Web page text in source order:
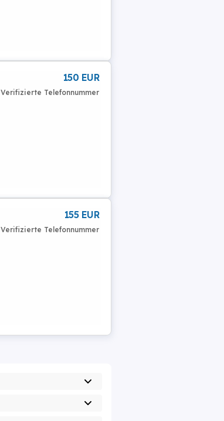
150 EUR
Verifizierte Telefonnummer
155 EUR
Verifizierte Telefonnummer